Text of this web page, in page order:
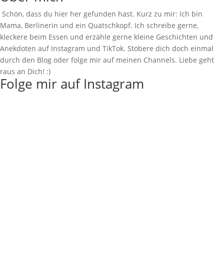
Schön, dass du hier her gefunden hast. Kurz zu mir: Ich bin
Mama, Berlinerin und ein Quatschkopf. Ich schreibe gerne,
kleckere beim Essen und erzähle gerne kleine Geschichten und
Anekdoten auf Instagram und TikTok. Stöbere dich doch einmal
durch den Blog oder folge mir auf meinen Channels. Liebe geht
raus an Dich! :)
Folge mir auf Instagram